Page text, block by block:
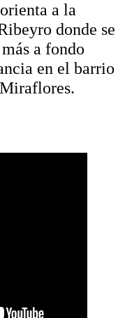
a la
donde se
a fondo
en el barrio